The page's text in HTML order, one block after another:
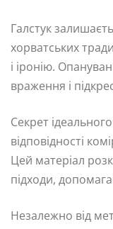
Галстук
хорватських
і іронію.
враження і
Секрет
відповідності
Цей матеріал
підходи,
Незалежно від